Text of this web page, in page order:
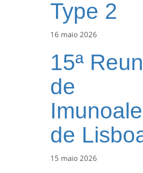
Type 2
16 maio 2026
15ª
de
de
15 maio 2026